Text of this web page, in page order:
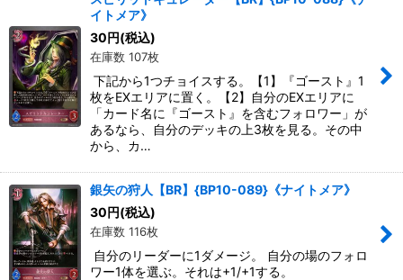
イトメア》
30円(税込)
在庫数 107枚
下記から1つチョイスする。【1】『ゴースト』1
枚をEXエリアに置く。【2】自分のEXエリアに
「カード名に『ゴースト』を含むフォロワー」が
あるなら、自分のデッキの上3枚を見る。その中
から、カ…
銀矢の狩人【BR】{BP10-089}《ナイトメア》
30円(税込)
在庫数 116枚
自分のリーダーに1ダメージ。 自分の場のフォロ
ワー1体を選ぶ。それは+1/+1する。